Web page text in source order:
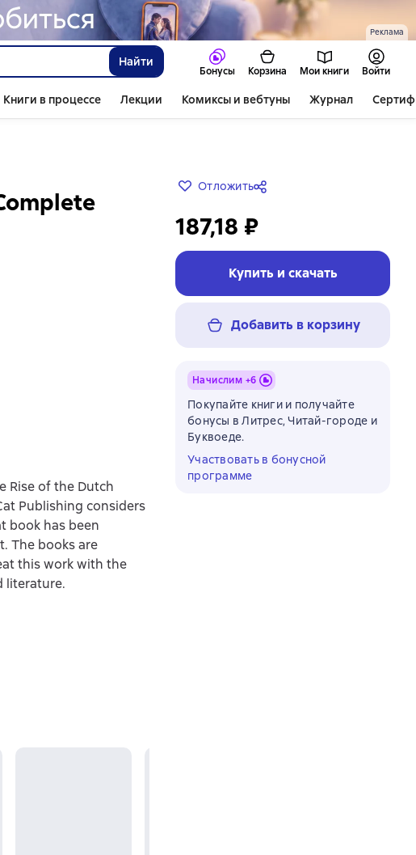
Реклама
Найти
Бонусы Корзина Мои книги Войти
Книги в процессе Лекции Комиксы и вебтуны Журнал
Отложить
187,18 ₽
Купить и скачать
Добавить в корзину
Начислим +6
Покупайте книги и получайте
бонусы в Литрес, Читай-городе и
Буквоеде.
Участвовать в бонусной
программе
Rise of the Dutch
Publishing considers
book has been
The books are
this work with the
literature.